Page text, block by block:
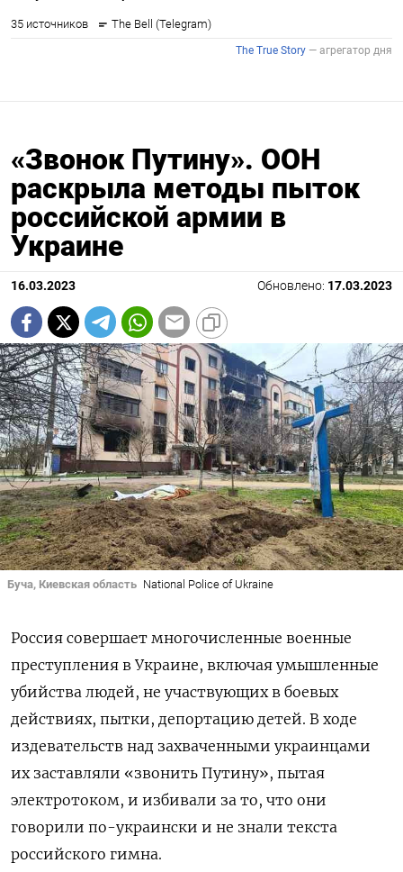
«Звонок Путину». ООН
раскрыла методы пыток
российской армии в
Украине
16.03.2023 Обновлено: 17.03.2023
Буча, Киевская область National Police of Ukraine
Россия совершает многочисленные военные
преступления в Украине, включая умышленные
убийства людей, не участвующих в боевых
действиях, пытки, депортацию детей. В ходе
издевательств над захваченными украинцами
их заставляли «звонить Путину», пытая
электротоком, и избивали за то, что они
говорили по-украински и не знали текста
российского гимна.